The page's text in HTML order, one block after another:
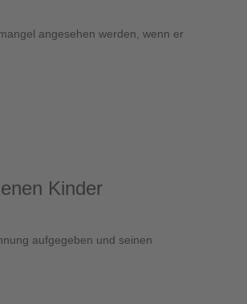
angesehen werden, wenn er
Kinder
aufgegeben und seinen